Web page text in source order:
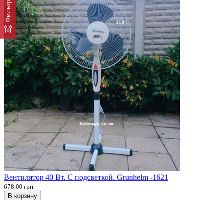
Фильтр
Вентилятор 40 Вт. С подсветкой. Grunhelm -1621
678.00 грн.
В корзину